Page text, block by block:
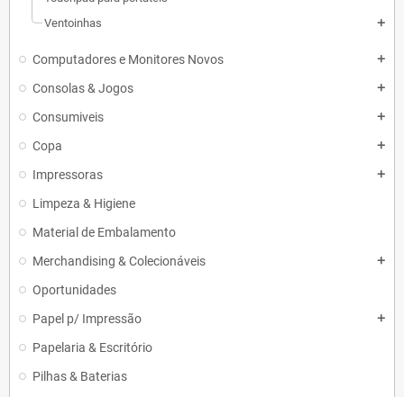
Ventoinhas
add
Computadores e Monitores Novos add
Consolas & Jogos add
Consumiveis add
Copa add
Impressoras add
Limpeza & Higiene
Material de Embalamento
Merchandising & Colecionáveis
add
Oportunidades
Papel p/ Impressão
add
Papelaria & Escritório
Pilhas & Baterias